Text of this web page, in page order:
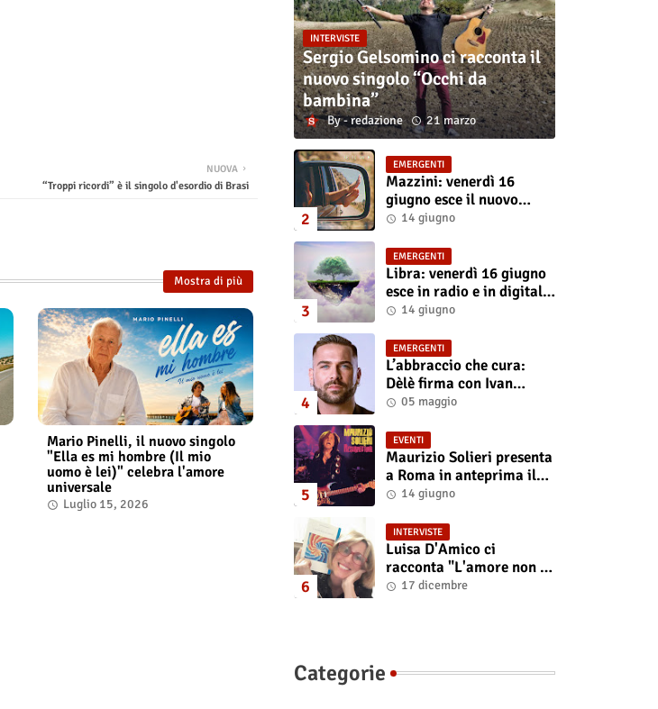
NUOVA
“Troppi ricordi” è il singolo d'esordio di Brasi
Mostra di più
Mario Pinelli, il nuovo singolo
"Ella es mi hombre (Il mio
uomo è lei)" celebra l'amore
universale
Luglio 15, 2026
INTERVISTE
Sergio Gelsomino ci racconta il
nuovo singolo “Occhi da
bambina”
redazione 21 marzo
EMERGENTI
Mazzini: venerdì 16
giugno esce il nuovo
singolo “Se ti va”
14 giugno
EMERGENTI
Libra: venerdì 16 giugno
esce in radio e in digitale
“Isola” il singolo
14 giugno
EMERGENTI
L’abbraccio che cura:
Dèlè firma con Ivan
Tinari un brano intenso e
05 maggio
EVENTI
Maurizio Solieri presenta
a Roma in anteprima il
vinile del suo ultimo
14 giugno
INTERVISTE
Luisa D'Amico ci
racconta "L'amore non il
sangue". Intervista
17 dicembre
Categorie